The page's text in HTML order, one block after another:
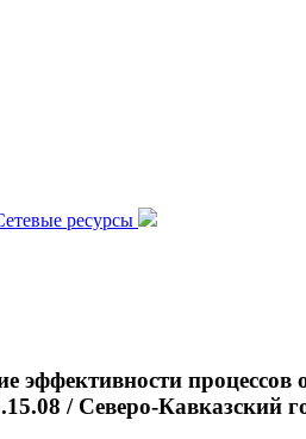
ресурсы
процессов
/ Северо-Кавказский